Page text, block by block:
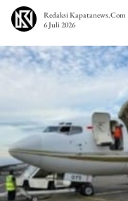
Redaksi Kapatanews.com
6 Juli 2026